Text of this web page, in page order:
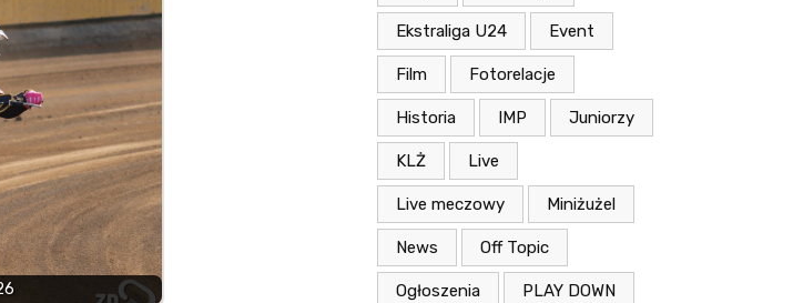
Ekstraliga U24 Event
Film Fotorelacje
Historia IMP Juniorzy
KLŻ Live
Live meczowy Miniżużel
News Off Topic
Ogłoszenia PLAY DOWN